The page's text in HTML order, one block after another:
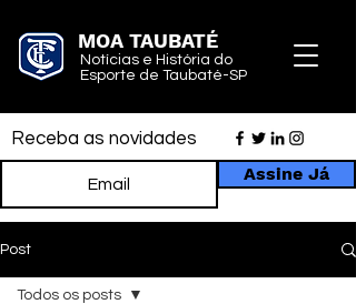
MOA TAUBATÉ
Notícias e História do
Esporte de Taubaté-SP
Receba as novidades
Assine Já
Post
Todos os posts